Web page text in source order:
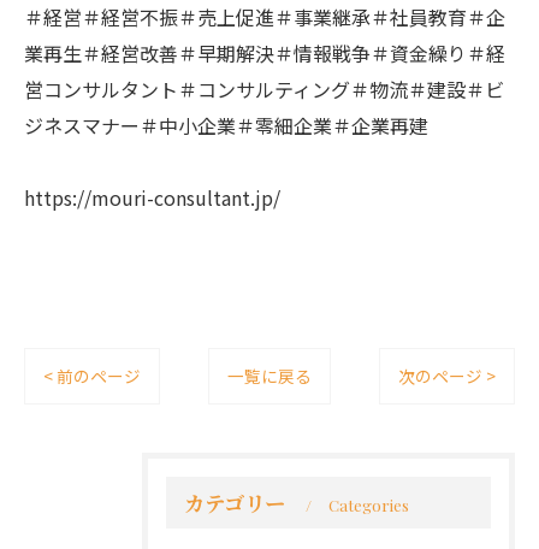
＃経営＃経営不振＃売上促進＃事業継承＃社員教育＃企
業再生＃経営改善＃早期解決＃情報戦争＃資金繰り＃経
営コンサルタント＃コンサルティング＃物流＃建設＃ビ
ジネスマナー＃中小企業＃零細企業＃企業再建
https://mouri-consultant.jp/
< 前のページ 一覧に戻る 次のページ >
カテゴリー Categories